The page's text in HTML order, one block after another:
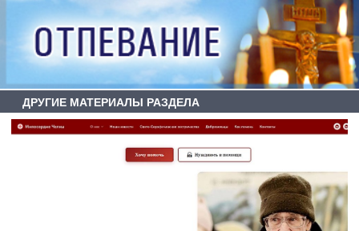
ДРУГИЕ МАТЕРИАЛЫ РАЗДЕЛА